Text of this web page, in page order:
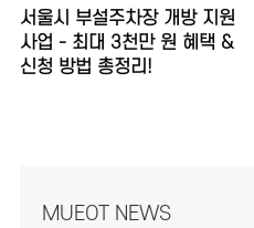
서울시 부설주차장 개방 지원
사업 - 최대 3천만 원 혜택 &
신청 방법 총정리!
MUEOT NEWS